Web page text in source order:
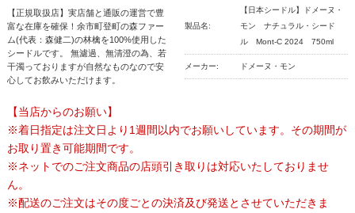
【正規取扱店】実店舗と通販の運営で豊
富な在庫を確保！余市町登町の森ファー
ム(代表：森健二)の林檎を100%使用した
シードルです。 無濾過、無清澄の為、若
干濁っておりますが自然なものなので安
心してお飲みいただけます。
製品名:
【日本シードル】ドメーヌ・
モン ナチュラル・シード
ル Mont-C 2024 750ml
メーカー: ドメーヌ・モン
【当店からのお願い】
※着日指定は注文日より1週間以内でお願いしています。その期間が
お取り置き可能期間です。
※ネットでのご注文商品の店頭引き取りは対応いたしておりませ
ん。
※配送のご注文はその度ごとの決済及び発送とさせていただきま